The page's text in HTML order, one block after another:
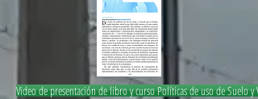
Video de presentación de libro y curso Políticas de uso de Suelo y